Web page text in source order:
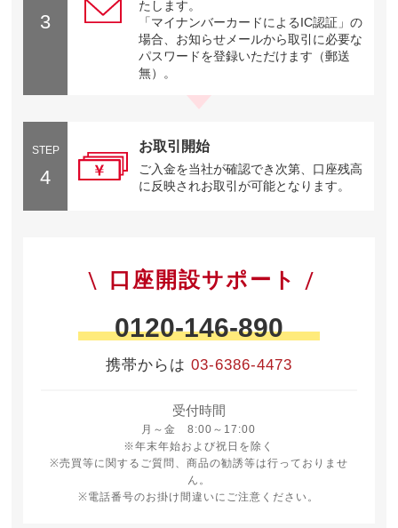
3
たします。
「マイナンバーカードによるIC認証」の
場合、お知らせメールから取引に必要な
パスワードを登録いただけます（郵送
無）。
STEP
4
お取引開始
ご入金を当社が確認でき次第、口座残高
に反映されお取引が可能となります。
口座開設サポート
0120-146-890
携帯からは 03-6386-4473
受付時間
月～金 8:00～17:00
月曜日から金曜日 8時から17時
※年末年始および祝日を除く
※売買等に関するご質問、商品の勧誘等は行っておりませ
ん。
※電話番号のお掛け間違いにご注意ください。